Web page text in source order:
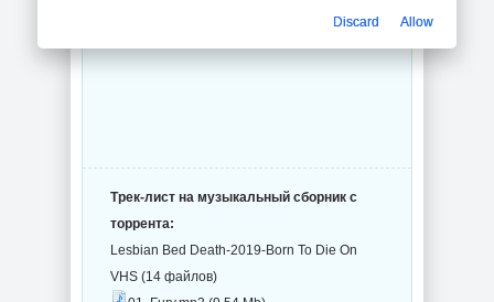
Трек-лист на музыкальный сборник с
торрента:
Lesbian Bed Death-2019-Born To Die On
VHS (14 файлов)
Discard Allow